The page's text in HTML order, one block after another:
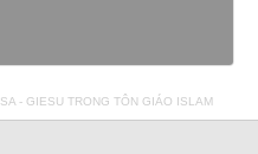
- GIESU TRONG TÔN GIÁO ISLAM